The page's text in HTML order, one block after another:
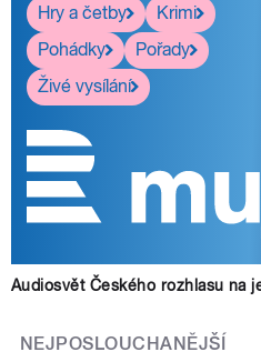
Hry a četby
Krimi
Pohádky
Pořady
Živé vysílání
Audiosvět Českého rozhlasu na
NEJPOSLOUCHANĚJŠÍ